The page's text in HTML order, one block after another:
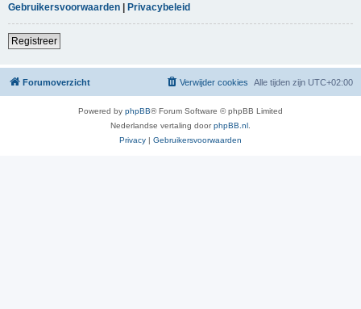
Gebruikersvoorwaarden | Privacybeleid
Registreer
Forumoverzicht Alle tijden zijn UTC+02:00
Verwijder cookies
Powered by phpBB® Forum Software © phpBB Limited
Nederlandse vertaling doorphpBB.nl
Privacy | Gebruikersvoorwaarden